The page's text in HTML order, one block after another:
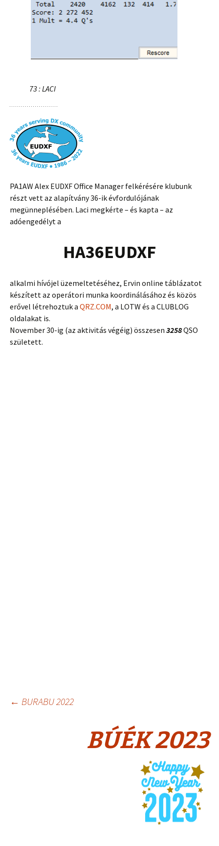
73 : LACI
PA1AW Alex EUDXF Office Manager felkérésére klubunk
részt vett az alapítvány 36-ik évfordulójának
megünneplésében. Laci megkérte – és kapta – az
adóengedélyt a
HA36EUDXF
alkalmi hívójel üzemeltetéséhez, Ervin online táblázatot
készített az operátori munka koordinálásához és közös
erővel létrehoztuk a QRZ.COM, a LOTW és a CLUBLOG
oldalakat is.
November 30-ig (az aktivitás végéig) összesen 3258QSO
született.
Bejegyzés
navigáció
← BURABU 2022
BÚÉK 2023